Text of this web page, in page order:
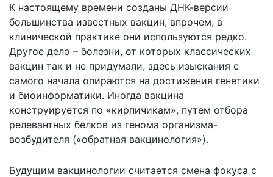
К настоящему времени созданы ДНК-версии
большинства известных вакцин, впрочем, в
клинической практике они используются редко.
Другое дело – болезни, от которых классических
вакцин так и не придумали, здесь изыскания с
самого начала опираются на достижения генетики
и биоинформатики. Иногда вакцина
конструируется по «кирпичикам», путем отбора
релевантных белков из генома организма-
возбудителя («обратная вакцинология»).
Будущим вакцинологии считается смена фокуса с